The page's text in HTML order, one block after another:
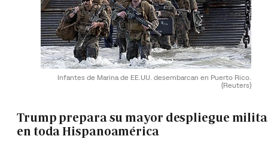
Infantes de Marina de EE.UU. desembarcan en Puerto Rico.
(Reuters)
Trump prepara su mayor despliegue
en toda Hispanoamérica